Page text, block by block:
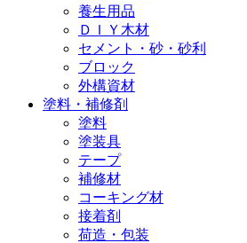
養生用品
ＤＩＹ木材
セメント・砂・砂利
ブロック
外構資材
塗料・補修剤
塗料
塗装具
テープ
補修材
コーキング材
接着剤
荷造・包装